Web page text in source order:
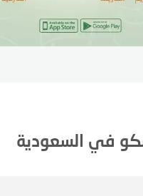
في السعودية